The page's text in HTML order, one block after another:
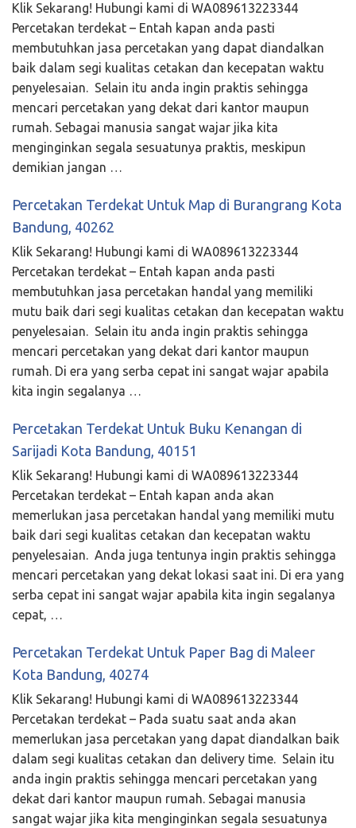
Klik Sekarang! Hubungi kami di WA089613223344
Percetakan terdekat – Entah kapan anda pasti
membutuhkan jasa percetakan yang dapat diandalkan
baik dalam segi kualitas cetakan dan kecepatan waktu
penyelesaian. Selain itu anda ingin praktis sehingga
mencari percetakan yang dekat dari kantor maupun
rumah. Sebagai manusia sangat wajar jika kita
menginginkan segala sesuatunya praktis, meskipun
demikian jangan …
Percetakan Terdekat Untuk Map di Burangrang Kota
Bandung, 40262
Klik Sekarang! Hubungi kami di WA089613223344
Percetakan terdekat – Entah kapan anda pasti
membutuhkan jasa percetakan handal yang memiliki
mutu baik dari segi kualitas cetakan dan kecepatan waktu
penyelesaian. Selain itu anda ingin praktis sehingga
mencari percetakan yang dekat dari kantor maupun
rumah. Di era yang serba cepat ini sangat wajar apabila
kita ingin segalanya …
Percetakan Terdekat Untuk Buku Kenangan di
Sarijadi Kota Bandung, 40151
Klik Sekarang! Hubungi kami di WA089613223344
Percetakan terdekat – Entah kapan anda akan
memerlukan jasa percetakan handal yang memiliki mutu
baik dari segi kualitas cetakan dan kecepatan waktu
penyelesaian. Anda juga tentunya ingin praktis sehingga
mencari percetakan yang dekat lokasi saat ini. Di era yang
serba cepat ini sangat wajar apabila kita ingin segalanya
cepat, …
Percetakan Terdekat Untuk Paper Bag di Maleer
Kota Bandung, 40274
Klik Sekarang! Hubungi kami di WA089613223344
Percetakan terdekat – Pada suatu saat anda akan
memerlukan jasa percetakan yang dapat diandalkan baik
dalam segi kualitas cetakan dan delivery time. Selain itu
anda ingin praktis sehingga mencari percetakan yang
dekat dari kantor maupun rumah. Sebagai manusia
sangat wajar jika kita menginginkan segala sesuatunya